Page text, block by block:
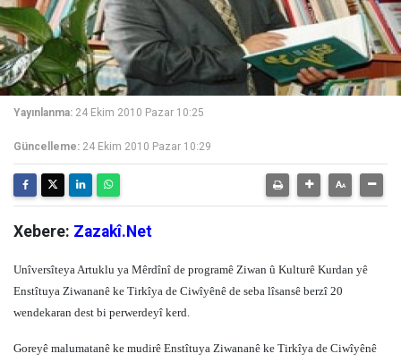
Yayınlanma: 24 Ekim 2010 Pazar 10:25
Güncelleme: 24 Ekim 2010 Pazar 10:29
Xebere: Zazakî.Net
Unîversîteya Artuklu ya Mêrdînî de programê Ziwan û Kulturê Kurdan yê
Enstîtuya Ziwananê ke Tirkîya de Ciwîyênê de seba lîsansê berzî 20
wendekaran dest bi perwerdeyî kerd.
Goreyê malumatanê ke mudirê Enstîtuya Ziwananê ke Tirkîya de Ciwîyênê